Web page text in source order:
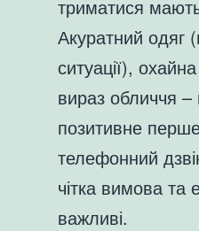
триматися
Акуратний одяг
ситуації),
вираз обличчя
позитивне
телефонний
чітка вимова та
важливі.